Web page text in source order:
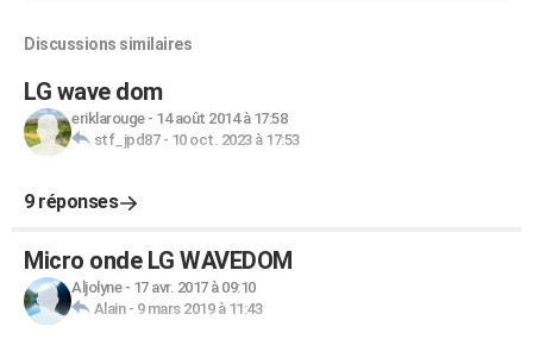
Discussions similaires
LG wave dom
eriklarouge- 14 août 2014 à 17:58
stf_jpd87- 10 oct. 2023 à 17:53
9 réponses
Micro onde LG WAVEDOM
Aljolyne- 17 avr. 2017 à 09:10
Alain- 9 mars 2019 à 11:43